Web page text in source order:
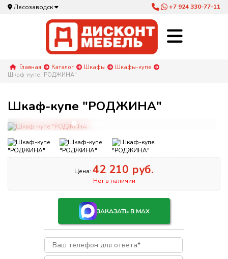
Лесозаводск +7 924 330-77-11
Главная Каталог Шкафы
Шкафы-купе
Шкаф-купе "РОДЖИНА"
Шкаф-купе "РОДЖИНА"
Увеличить изображение
Цена: 42 210 руб.
Нет в наличии
ЗАКАЗАТЬ В MAX